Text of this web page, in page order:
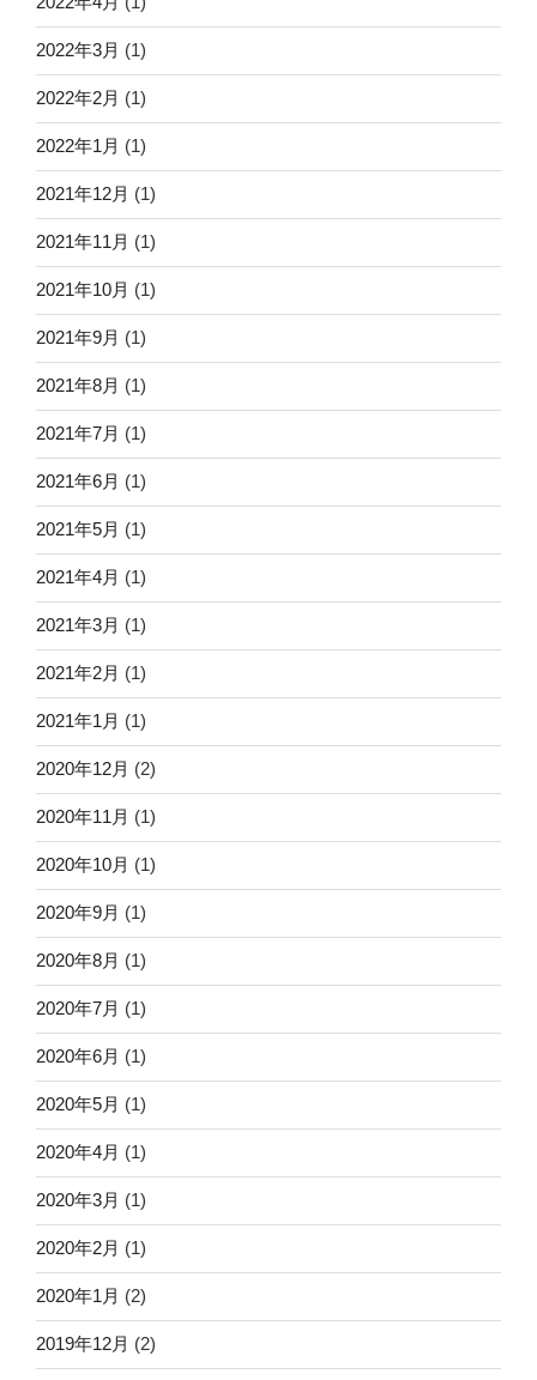
2022年3月 (1)
2022年2月 (1)
2022年1月 (1)
2021年12月 (1)
2021年11月 (1)
2021年10月 (1)
2021年9月 (1)
2021年8月 (1)
2021年7月 (1)
2021年6月 (1)
2021年5月 (1)
2021年4月 (1)
2021年3月 (1)
2021年2月 (1)
2021年1月 (1)
2020年12月 (2)
2020年11月 (1)
2020年10月 (1)
2020年9月 (1)
2020年8月 (1)
2020年7月 (1)
2020年6月 (1)
2020年5月 (1)
2020年4月 (1)
2020年3月 (1)
2020年2月 (1)
2020年1月 (2)
2019年12月 (2)